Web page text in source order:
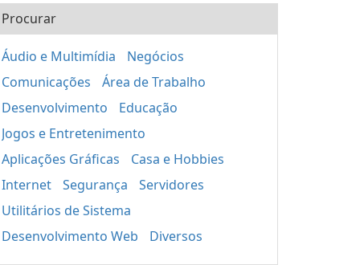
Procurar
Áudio e Multimídia
Negócios
Comunicações
Área de Trabalho
Desenvolvimento
Educação
Jogos e Entretenimento
Aplicações Gráficas
Casa e Hobbies
Internet
Segurança
Servidores
Utilitários de Sistema
Desenvolvimento Web
Diversos